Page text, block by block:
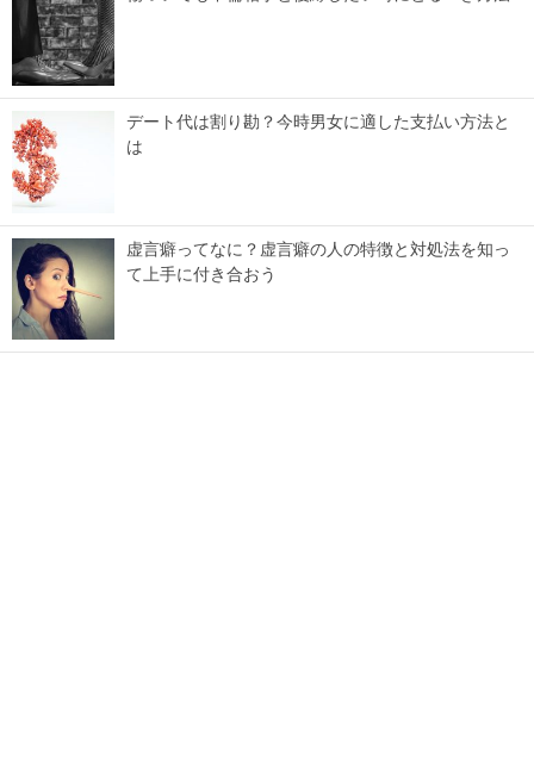
デート代は割り勘？今時男女に適した支払い方法と
は
虚言癖ってなに？虚言癖の人の特徴と対処法を知っ
て上手に付き合おう